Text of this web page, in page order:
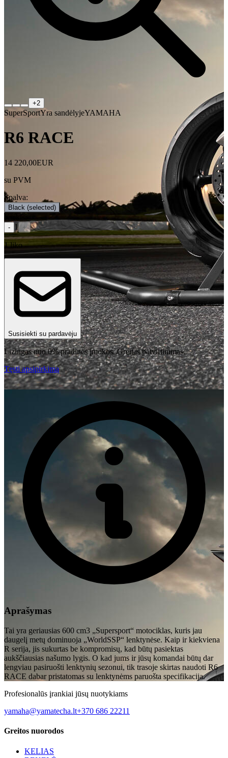
+2
SuperSportYra sandėlyjeYAMAHA
R6 RACE
14 220,00EUR
su PVM
Spalva:
Black (selected)
- 1 +
1 liko
Susisiekti su pardavėju
Lizingas nuo 0% pradinės įmokos. Greitas patvirtinimas.
Tęsti apsipirkimą
Aprašymas
Tai yra geriausias 600 cm3 „Supersport“ motociklas, kuris jau
daugelį metų dominuoja „WorldSSP“ lenktynėse. Kaip ir kiekviena
R serija, jis sukurtas be kompromisų, kad būtų pasiektas
aukščiausias našumo lygis. O kad jums ir jūsų komandai būtų dar
lengviau pasiruošti lenktynių sezonui, tik trasoje skirtas naudoti R6
RACE dabar pristatomas su lenktynėms paruošta specifikacija.
Profesionalūs įrankiai jūsų nuotykiams
yamaha@yamatecha.lt+370 686 22211
Greitos nuorodos
KELIAS